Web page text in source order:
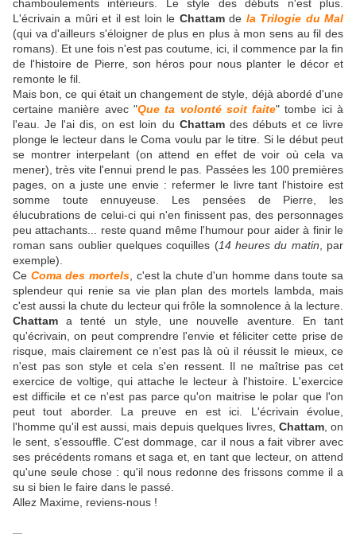
chamboulements intérieurs. Le style des débuts n'est plus.
L'écrivain a mûri et il est loin le Chattamde la Trilogie du Mal
(qui va d'ailleurs s'éloigner de plus en plus à mon sens au fil des
romans). Et une fois n'est pas coutume, ici, il commence par la fin
de l'histoire de Pierre, son héros pour nous planter le décor et
remonte le fil.
Mais bon, ce qui était un changement de style, déjà abordé d'une
certaine manière avec "Que ta volonté soit faite" tombe ici à
l'eau. Je l'ai dis, on est loin du Chattamdes débuts et ce livre
plonge le lecteur dans le Coma voulu par le titre. Si le début peut
se montrer interpelant (on attend en effet de voir où cela va
mener), très vite l'ennui prend le pas. Passées les 100 premières
pages, on a juste une envie : refermer le livre tant l'histoire est
somme toute ennuyeuse. Les pensées de Pierre, les
élucubrations de celui-ci qui n'en finissent pas, des personnages
peu attachants... reste quand même l'humour pour aider à finir le
roman sans oublier quelques coquilles (14 heures du matin , par
exemple).
Ce Coma des mortels, c'est la chute d'un homme dans toute sa
splendeur qui renie sa vie plan plan des mortels lambda, mais
c'est aussi la chute du lecteur qui frôle la somnolence à la lecture.
Chattam a tenté un style, une nouvelle aventure. En tant
qu'écrivain, on peut comprendre l'envie et féliciter cette prise de
risque, mais clairement ce n'est pas là où il réussit le mieux, ce
n'est pas son style et cela s'en ressent. Il ne maîtrise pas cet
exercice de voltige, qui attache le lecteur à l'histoire. L'exercice
est difficile et ce n'est pas parce qu'on maitrise le polar que l'on
peut tout aborder. La preuve en est ici. L'écrivain évolue,
l'homme qu'il est aussi, mais depuis quelques livres, Chattam, on
le sent, s’essouffle. C'est dommage, car il nous a fait vibrer avec
ses précédents romans et saga et, en tant que lecteur, on attend
qu'une seule chose : qu'il nous redonne des frissons comme il a
su si bien le faire dans le passé.
Allez Maxime, reviens-nous !